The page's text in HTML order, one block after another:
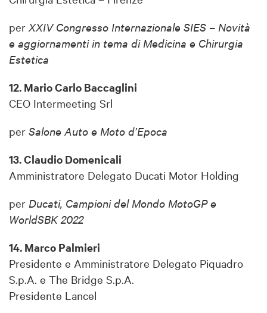
per XXIV Congresso Internazionale SIES – Novità
e aggiornamenti in tema di Medicina e Chirurgia
Estetica
12. Mario Carlo Baccaglini
CEO Intermeeting Srl
per Salone Auto e Moto d’Epoca
13. Claudio Domenicali
Amministratore Delegato Ducati Motor Holding
per Ducati, Campioni del Mondo MotoGP e
WorldSBK 2022
14. Marco Palmieri
Presidente e Amministratore Delegato Piquadro
S.p.A. e The Bridge S.p.A.
Presidente Lancel